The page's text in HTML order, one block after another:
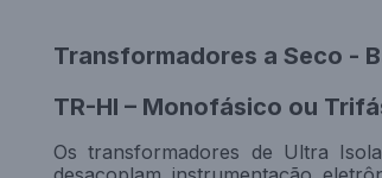
Transformadores a Seco -
TR-HI – Monofásico ou
Os transformadores de Ultra